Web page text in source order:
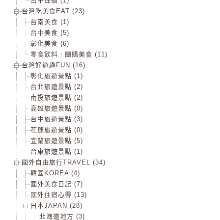
台灣吃美食EAT (23)
台南美食 (1)
台中美食 (5)
彰化美食 (6)
零食飲料．團購美食 (11)
台灣好遊趣FUN (16)
彰化旅遊景點 (1)
台北旅遊景點 (2)
南投旅遊景點 (2)
高雄旅遊景點 (0)
台中旅遊景點 (3)
花蓮旅遊景點 (0)
宜蘭旅遊景點 (5)
台東旅遊景點 (1)
國外自由旅行TRAVEL (34)
韓國KOREA (4)
國外美食日記 (7)
國外住宿心得 (13)
日本JAPAN (28)
北海道地方 (3)